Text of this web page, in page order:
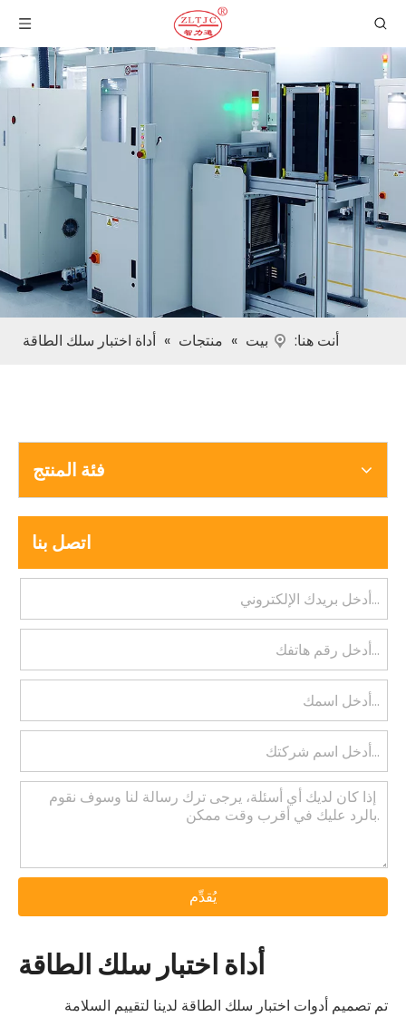
أنت هنا: بيت » منتجات » أداة اختبار سلك الطاقة
فئة المنتج
اتصل بنا
يُقدِّم
أداة اختبار سلك الطاقة
تم تصميم أدوات اختبار سلك الطاقة لدينا لتقييم السلامة